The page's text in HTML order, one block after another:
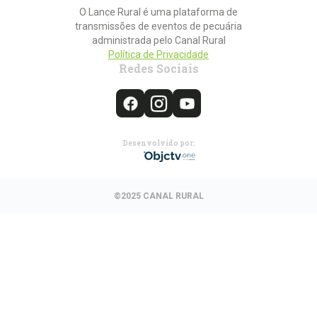
O Lance Rural é uma plataforma de
transmissões de eventos de pecuária
administrada pelo Canal Rural
Política de Privacidade
Redes Sociais
Desenvolvido por:
©2025 CANAL RURAL